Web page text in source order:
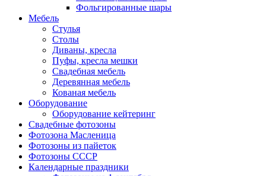
Фольгированные шары
Мебель
Стулья
Столы
Диваны, кресла
Пуфы, кресла мешки
Свадебная мебель
Деревянная мебель
Кованая мебель
Оборудование
Оборудование кейтеринг
Свадебные фотозоны
Фотозона Масленица
Фотозоны из пайеток
Фотозоны СССР
Календарные праздники